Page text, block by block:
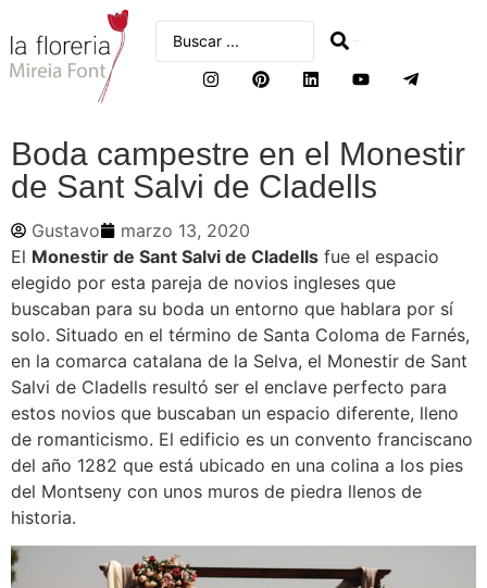
Boda campestre en el Monestir
de Sant Salvi de Cladells
Gustavo
marzo 13, 2020
El Monestir de Sant Salvi de Cladells fue el espacio
elegido por esta pareja de novios ingleses que
buscaban para su boda un entorno que hablara por sí
solo. Situado en el término de Santa Coloma de Farnés,
en la comarca catalana de la Selva, el Monestir de Sant
Salvi de Cladells resultó ser el enclave perfecto para
estos novios que buscaban un espacio diferente, lleno
de romanticismo. El edificio es un convento franciscano
del año 1282 que está ubicado en una colina a los pies
del Montseny con unos muros de piedra llenos de
historia.